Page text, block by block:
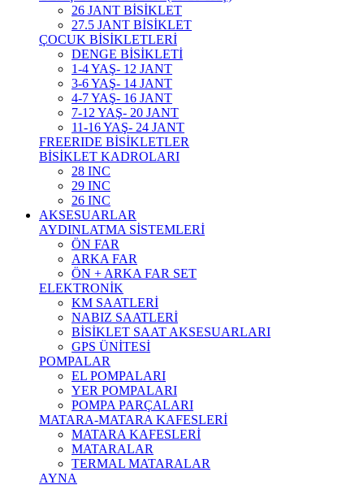
26 JANT BİSİKLET
27.5 JANT BİSİKLET
ÇOCUK BİSİKLETLERİ
DENGE BİSİKLETİ
1-4 YAŞ- 12 JANT
3-6 YAŞ- 14 JANT
4-7 YAŞ- 16 JANT
7-12 YAŞ- 20 JANT
11-16 YAŞ- 24 JANT
FREERIDE BİSİKLETLER
BİSİKLET KADROLARI
28 INC
29 INC
26 INC
AKSESUARLAR
AYDINLATMA SİSTEMLERİ
ÖN FAR
ARKA FAR
ÖN + ARKA FAR SET
ELEKTRONİK
KM SAATLERİ
NABIZ SAATLERİ
BİSİKLET SAAT AKSESUARLARI
GPS ÜNİTESİ
POMPALAR
EL POMPALARI
YER POMPALARI
POMPA PARÇALARI
MATARA-MATARA KAFESLERİ
MATARA KAFESLERİ
MATARALAR
TERMAL MATARALAR
AYNA